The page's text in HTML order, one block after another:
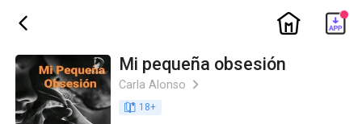
ic_back ic_home
Mi pequeña obsesión
Carla Alonso ic_arrow_right
book_age 18+